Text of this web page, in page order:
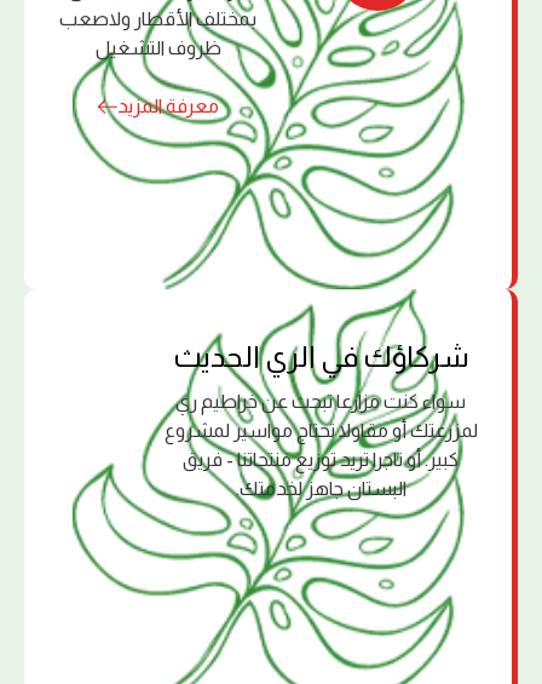
بمختلف الأقطار ولاصعب
ظروف التشغيل
معرفة المزيد
ﺷﺮﻛﺎؤك ﻓﻲ اﻟﺮي اﻟﺤﺪﻳﺚ
سواء كنت مزارعا تبحث عن خراطيم ري
لمزرعتك أو مقاولا تحتاج مواسير لمشروع
كبير. أو تاجرا تريد توزيع منتجاتنا - فريق
البستان جاهز لخدمتك.